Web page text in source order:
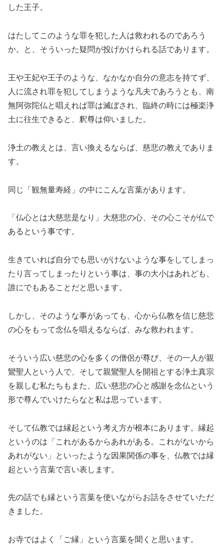
した王子。
はたしてこのような罪を犯した人は救われるのであろう
か。と、そういった疑問が投げかけられる話であります。
王や王妃や王子のような、なかなか自分の意志を持てず、
人に流され罪を犯してしまうような凡夫であろうとも、南
無阿弥陀仏と唱えれば罪は滅ぼされ、臨終の時には極楽浄
土に往生できると、釈尊は仰いました。
浄土の教えとは、言い換えるならば、慈悲の教えでありま
す。
同じ「観無量寿経」の中にこんな言葉があります。
「仏心とは大慈悲是なり」大慈悲の心、その心こそが仏で
あるという事です。
生きていれば自分でも思いがけないような事をしてしまっ
たり言ってしまったりという事は、事の大小はあれども、
誰にでもあることだと思います。
しかし、そのような事があっても、心から仏教を信じ慈悲
の心をもって念仏を唱えるならば、みな救われます。
そういう広い慈悲の心を多くの僧侶が尊び、その一人が親
鸞聖人という人で、そして親鸞聖人を開祖とする浄土真宗
を親しむ私たちもまた、広い慈悲の心と感謝を念仏という
形で尊んでいけたらなと私は思っています。
そして仏教では縁起という考え方が根本にあります。縁起
というのは「これがあるからあれがある。これがないから
あれがない」といったような因果関係の事を、仏教では縁
起という言葉で言い表します。
先の話でも縁という言葉を使いながらお話をさせていただ
きました。
お寺ではよく「ご縁」という言葉を聞くと思います。